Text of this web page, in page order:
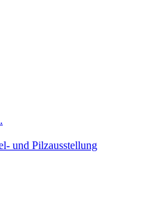
und Pilzausstellung